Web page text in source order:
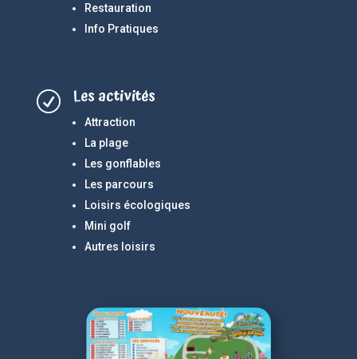
Restauration
Info Pratiques
R Les activités
Attraction
La plage
Les gonflables
Les parcours
Loisirs écologiques
Mini golf
Autres loisirs